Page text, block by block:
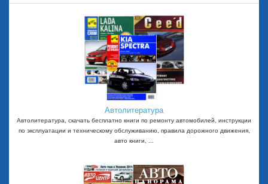
Автолитература
Автолитература, скачать бесплатно книги по ремонту автомобилей, инструкции
по эксплуатации и техническому обслуживанию, правила дорожного движения,
авто книги, ...